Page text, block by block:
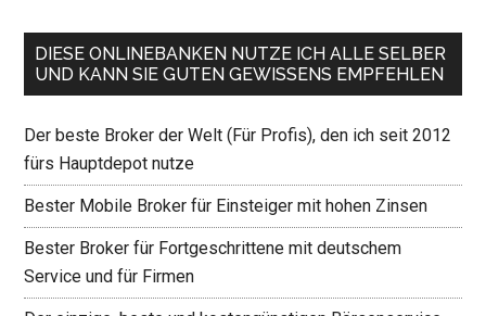
DIESE ONLINEBANKEN NUTZE ICH ALLE SELBER
UND KANN SIE GUTEN GEWISSENS EMPFEHLEN
Der beste Broker der Welt (Für Profis), den ich seit 2012
fürs Hauptdepot nutze
Bester Mobile Broker für Einsteiger mit hohen Zinsen
Bester Broker für Fortgeschrittene mit deutschem
Service und für Firmen